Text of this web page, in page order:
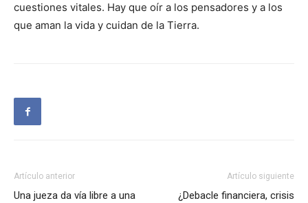
cuestiones vitales. Hay que oír a los pensadores y a los
que aman la vida y cuidan de la Tierra.
Artículo anterior
Una jueza da vía libre a una
Artículo siguiente
¿Debacle financiera, crisis